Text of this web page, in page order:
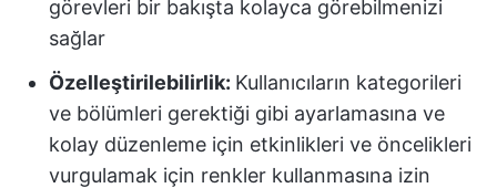
görevleri bir bakışta kolayca görebilmenizi
sağlar
Özelleştirilebilirlik: Kullanıcıların kategorileri
ve bölümleri gerektiği gibi ayarlamasına ve
kolay düzenleme için etkinlikleri ve öncelikleri
vurgulamak için renkler kullanmasına izin